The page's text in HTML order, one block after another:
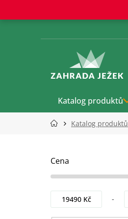
obsah
Katalog produktů
Katalog produktů
Cena
19490Kč